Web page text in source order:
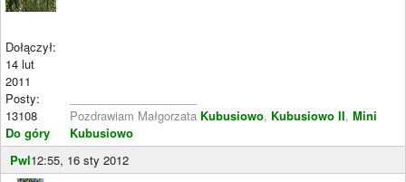
Dołączył:
14 lut
2011
Posty:
13108
Do góry
Pozdrawiam Małgorzata Kubusiowo, Kubusiowo II, Mini
Kubusiowo
Pwl12:55, 16 sty 2012